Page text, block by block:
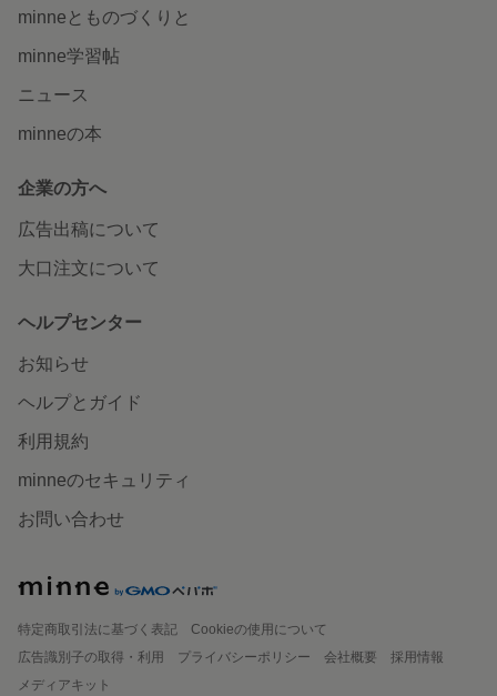
minneとものづくりと
minne学習帖
ニュース
minneの本
企業の方へ
広告出稿について
大口注文について
ヘルプセンター
お知らせ
ヘルプとガイド
利用規約
minneのセキュリティ
お問い合わせ
特定商取引法に基づく表記
Cookieの使用について
広告識別子の取得・利用
プライバシーポリシー 会社概要
採用情報
メディアキット